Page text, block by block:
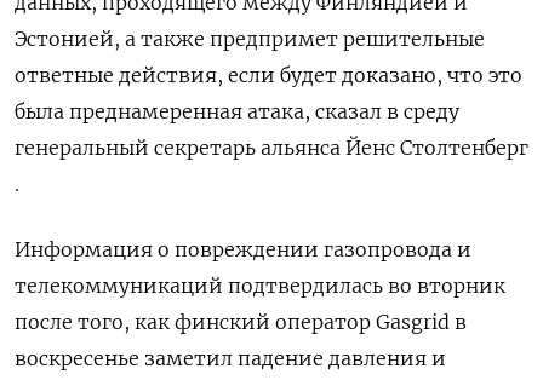
Эстонией, а также предпримет решительные
ответные действия, если будет доказано, что это
была преднамеренная атака, сказал в среду
генеральный секретарь альянса Йенс Столтенберг
.
Информация о повреждении газопровода и
телекоммуникаций подтвердилась во вторник
после того, как финский оператор Gasgrid в
воскресенье заметил падение давления и